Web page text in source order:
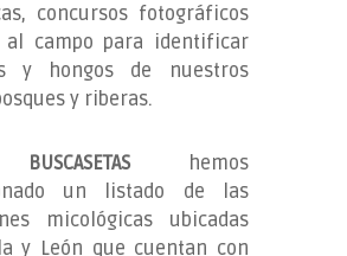
concursos fotográficos
al campo para identificar
y hongos de nuestros
y riberas.
BUSCASETAS hemos
un listado de las
micológicas ubicadas
y León que cuentan con